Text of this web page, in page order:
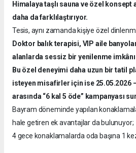
Himalaya taşlı sauna ve özel
daha da farklılaştırıyor.
Tesis, aynı zamanda kişiye özel
Doktor balık terapisi, VIP aile
alanlarda sessiz bir yenilenme imkânı
Bu özel deneyimi daha uzun bir tatil
isteyen misafirler için ise 25.05.2026
arasında “6 kal 5 öde” kampanyası
Bayram döneminde yapılan
hale getiren ek avantajlar da bulunuyor;
4 gece konaklamalarda oda başına 1